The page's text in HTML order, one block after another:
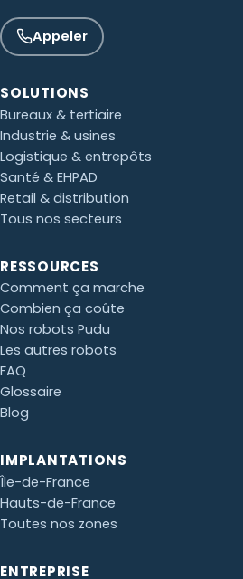
Appeler
SOLUTIONS
Bureaux & tertiaire
Industrie & usines
Logistique & entrepôts
Santé & EHPAD
Retail & distribution
Tous nos secteurs
RESSOURCES
Comment ça marche
Combien ça coûte
Nos robots Pudu
Les autres robots
FAQ
Glossaire
Blog
IMPLANTATIONS
Île-de-France
Hauts-de-France
Toutes nos zones
ENTREPRISE
Paul · Easy to Clean
Clone du co-fondateur · En ligne